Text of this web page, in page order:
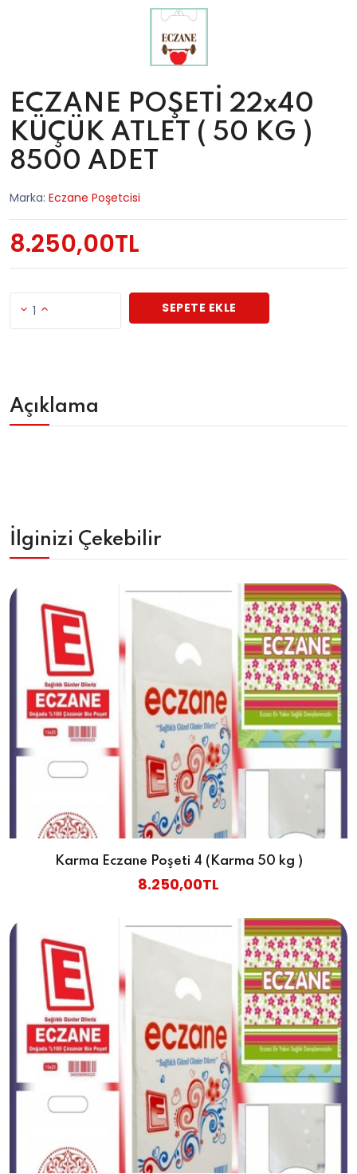
ECZANE POŞETİ 22x40
KÜÇÜK ATLET ( 50 KG )
8500 ADET
Marka: Eczane Poşetcisi
8.250,00TL
1 SEPETE EKLE
Açıklama
İlginizi Çekebilir
Karma Eczane Poşeti 4 (Karma 50 kg )
8.250,00TL